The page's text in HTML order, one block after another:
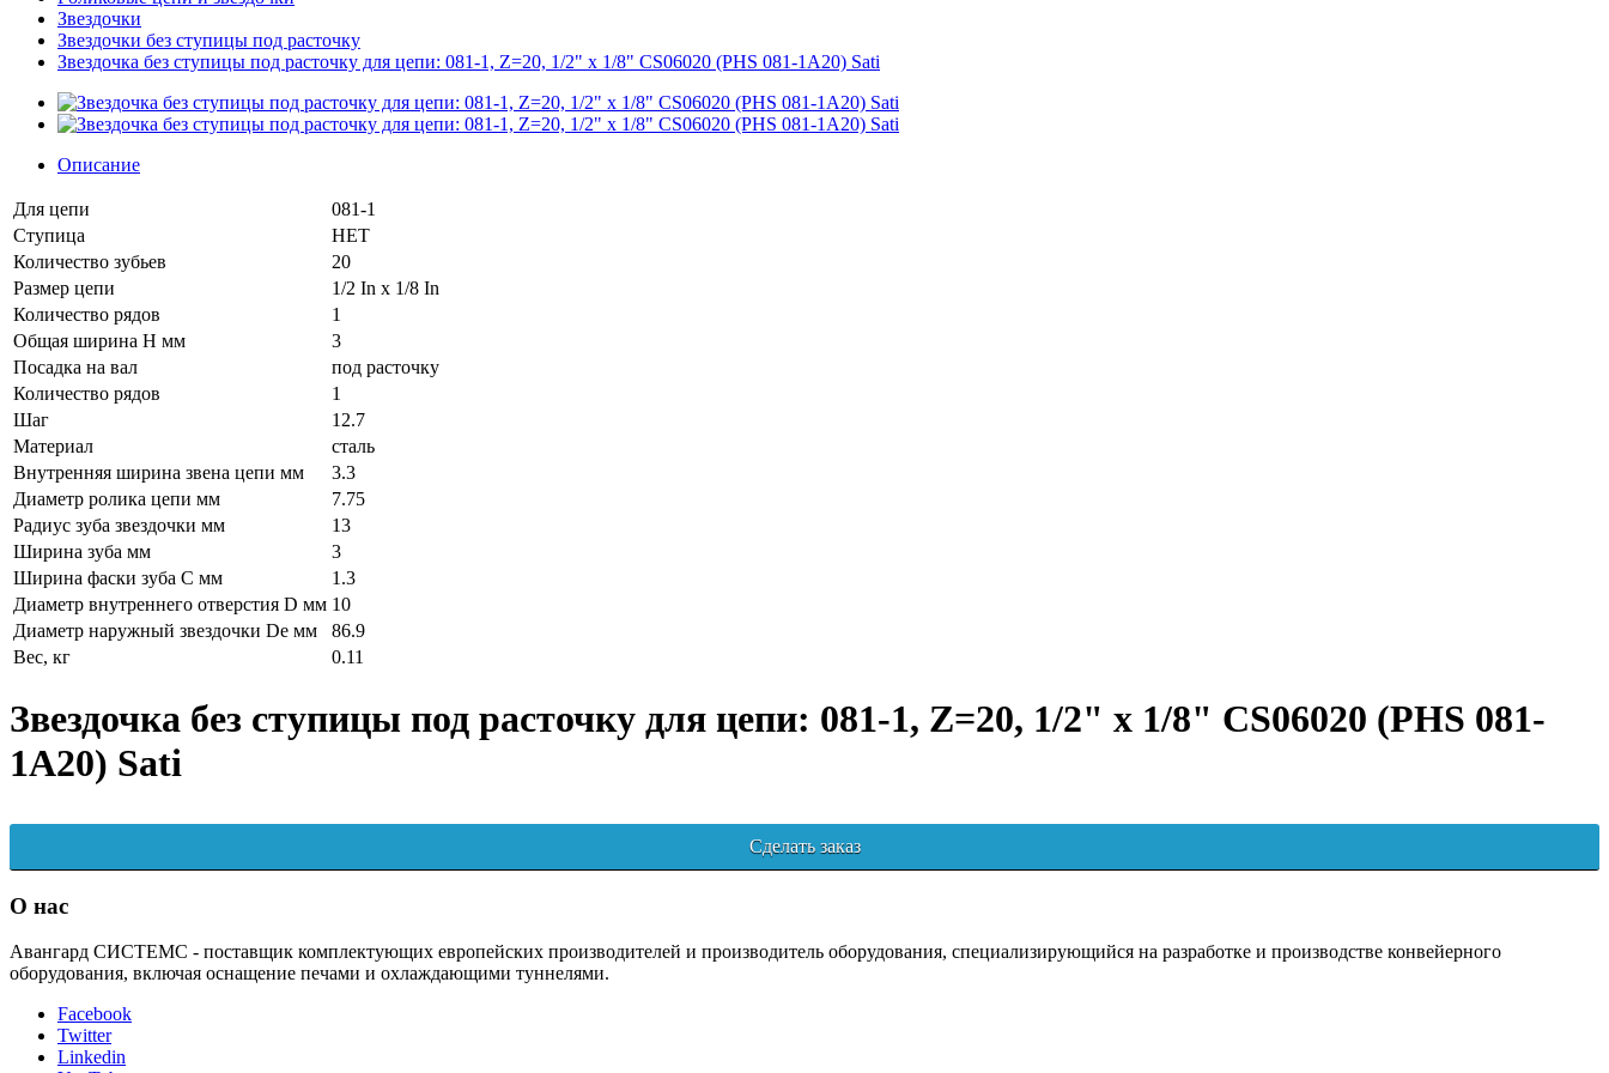
Звездочки
Звездочки без ступицы под расточку
Звездочка без ступицы под расточку для цепи: 081-1, Z=20, 1/2" x 1/8" CS06020 (PHS 081-1A20) Sati
Описание
Для цепи
081-1
Ступица
НЕТ
Количество зубьев
20
Размер цепи
1/2 In x 1/8 In
Количество рядов
1
Общая ширина H мм
3
Посадка на вал
под расточку
Количество рядов
1
Шаг
12.7
Материал
сталь
Внутренняя ширина звена цепи мм
3.3
Диаметр ролика цепи мм
7.75
Радиус зуба звездочки мм
13
Ширина зуба мм
3
Ширина фаски зуба C мм
1.3
Диаметр внутреннего отверстия D мм 10
Диаметр наружный звездочки De мм
86.9
Вес, кг
0.11
Звездочка без ступицы под расточку для цепи: 081-1, Z=20, 1/2" x 1/8" CS06020 (PHS 081-
1A20) Sati
Сделать заказ
О нас
Авангард СИСТЕМС - поставщик комплектующих европейских производителей и производитель оборудования, специализирующийся на разработке и производстве конвейерного
оборудования, включая оснащение печами и охлаждающими туннелями.
Facebook
Twitter
Linkedin